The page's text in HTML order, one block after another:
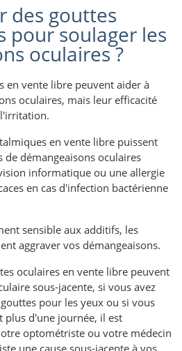
des gouttes
pour soulager les
oculaires ?
en vente libre peuvent aider à
oculaires, mais leur efficacité
en vente libre puissent
de démangeaisons oculaires
informatique ou une allergie
en cas d'infection bactérienne
sensible aux additifs, les
aggraver vos démangeaisons.
oculaires en vente libre peuvent
sous-jacente, si vous avez
pour les yeux ou si vous
plus d'une journée, il est
optométriste ou votre médecin